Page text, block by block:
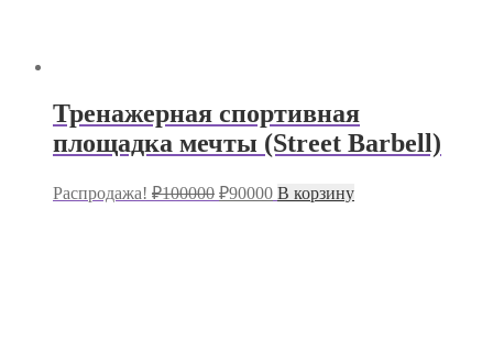
Тренажерная спортивная
площадка мечты (Street Barbell)
Распродажа! ₽100000 Первоначальная
₽90000Текущая
цена:
В корзину